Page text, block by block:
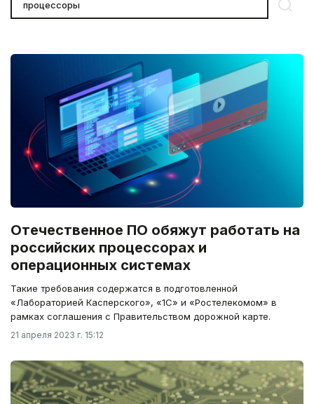
Отечественное ПО обяжут работать на
российских процессорах и
операционных системах
Такие требования содержатся в подготовленной
«Лабораторией Касперского», «1С» и «Ростелекомом» в
рамках соглашения с Правительством дорожной карте.
21 апреля 2023 г. 15:12